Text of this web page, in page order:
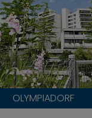
OLYMPIADORF